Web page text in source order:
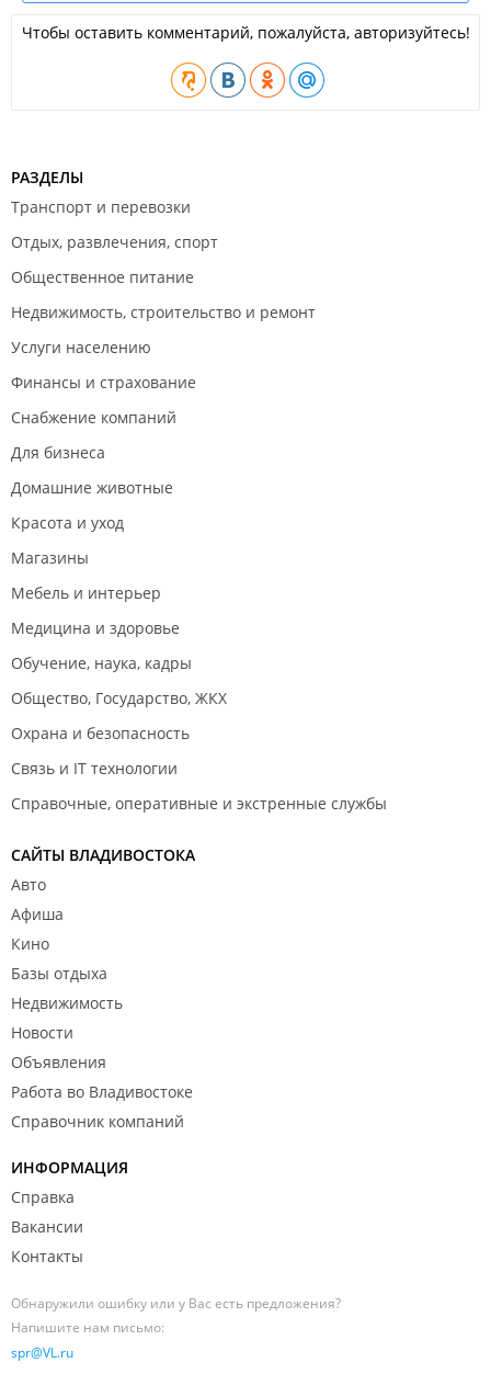
Чтобы оставить комментарий, пожалуйста, авторизуйтесь!
РАЗДЕЛЫ
Транспорт и перевозки
Отдых, развлечения, спорт
Общественное питание
Недвижимость, строительство и ремонт
Услуги населению
Финансы и страхование
Снабжение компаний
Для бизнеса
Домашние животные
Красота и уход
Магазины
Мебель и интерьер
Медицина и здоровье
Обучение, наука, кадры
Общество, Государство, ЖКХ
Охрана и безопасность
Связь и IT технологии
Справочные, оперативные и экстренные службы
САЙТЫ ВЛАДИВОСТОКА
Авто
Афиша
Кино
Базы отдыха
Недвижимость
Новости
Объявления
Работа во Владивостоке
Справочник компаний
ИНФОРМАЦИЯ
Справка
Вакансии
Контакты
Обнаружили ошибку или у Вас есть предложения?
Напишите нам письмо:
spr@VL.ru